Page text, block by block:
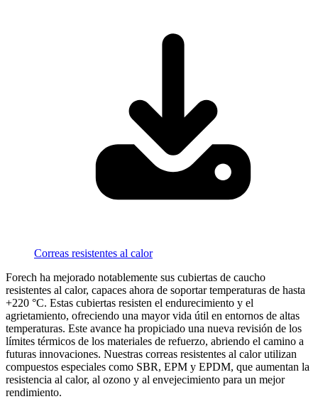
Correas resistentes al calor
Forech ha mejorado notablemente sus cubiertas de caucho
resistentes al calor, capaces ahora de soportar temperaturas de hasta
+220 °C. Estas cubiertas resisten el endurecimiento y el
agrietamiento, ofreciendo una mayor vida útil en entornos de altas
temperaturas. Este avance ha propiciado una nueva revisión de los
límites térmicos de los materiales de refuerzo, abriendo el camino a
futuras innovaciones. Nuestras correas resistentes al calor utilizan
compuestos especiales como SBR, EPM y EPDM, que aumentan la
resistencia al calor, al ozono y al envejecimiento para un mejor
rendimiento.